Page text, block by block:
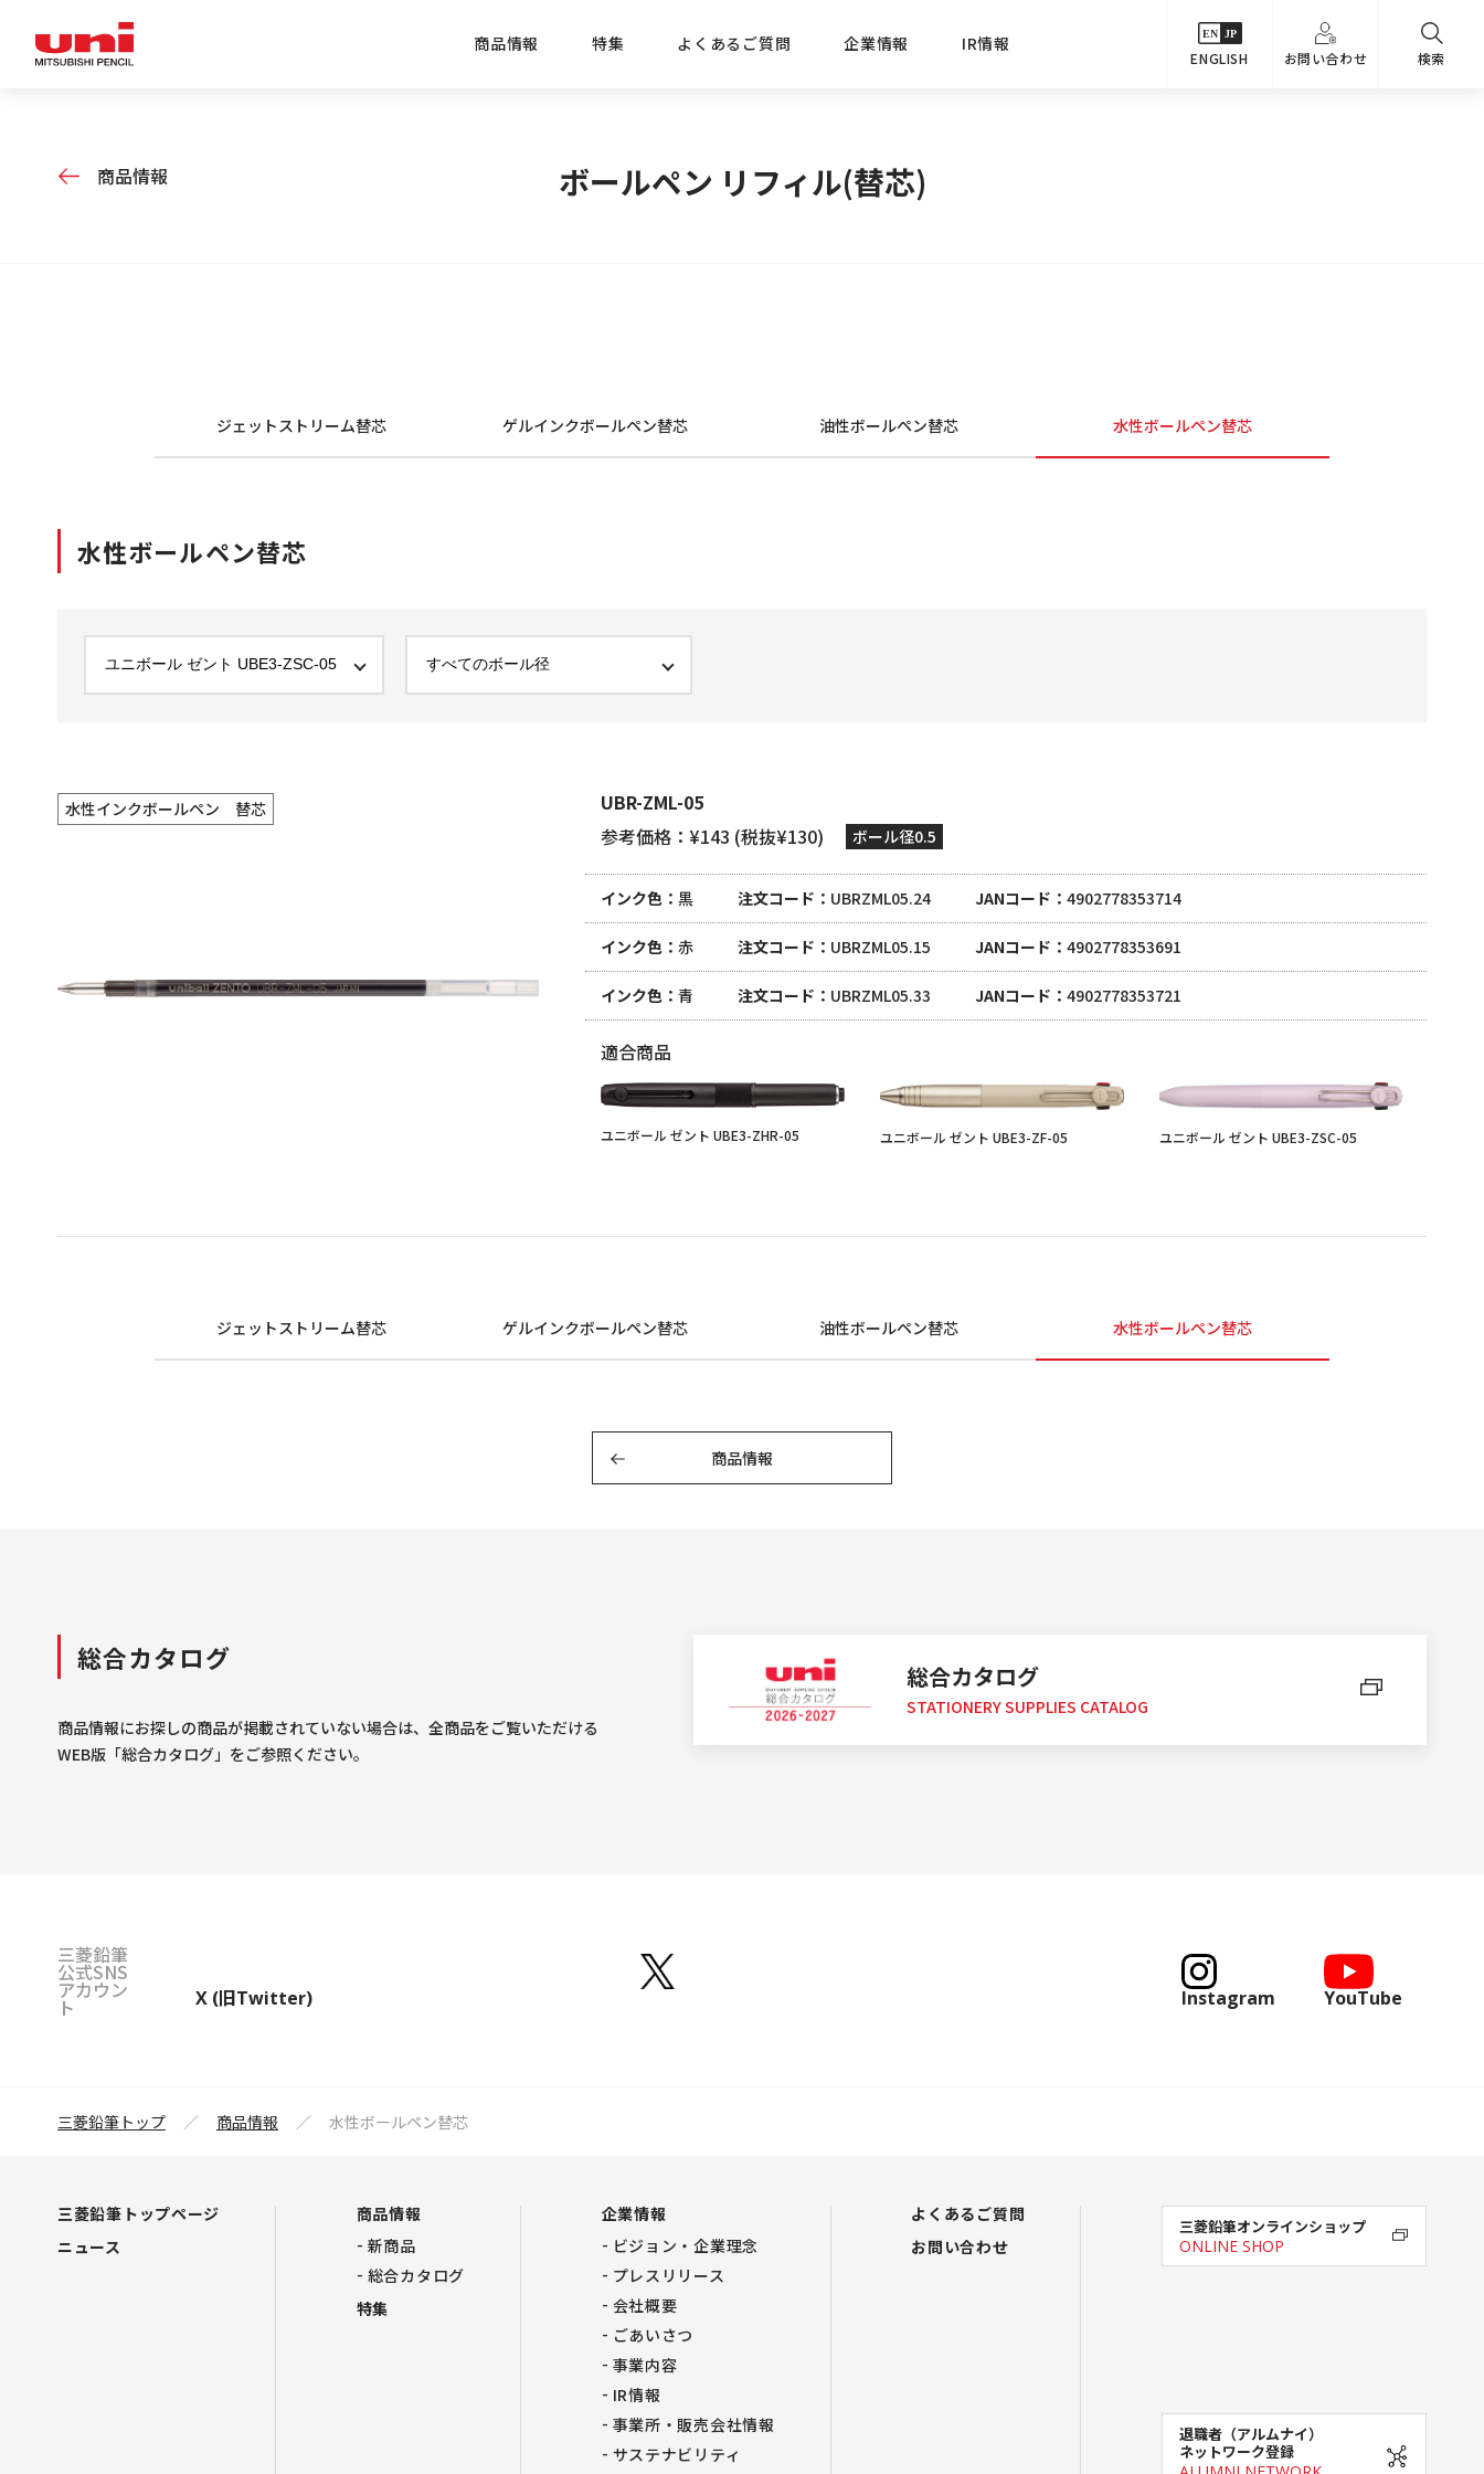
商品情報 特集 よくあるご質問 企業情報
ごあいさつ
IR情報
IRニュース 株式情報
ENGLISH お問い合わせ 検索
商品情報 ボールペン リフィル(替芯)
ジェットストリーム替芯 ゲルインクボールペン替芯 油性ボールペン替芯 水性ボールペン替芯
水性ボールペン替芯
水性インクボールペン 替芯
UBR-ZML-05
参考価格：¥143 (税抜¥130)
ボール径0.5
インク色 黒 注文コード UBRZML05.24 JANコード 4902778353714
インク色 赤 注文コード UBRZML05.15 JANコード 4902778353691
インク色 青 注文コード UBRZML05.33 JANコード 4902778353721
適合商品
ユニボール ゼント UBE3-ZHR-05 ユニボール ゼント UBE3-ZF-05 ユニボール ゼント UBE3-ZSC-05
ジェットストリーム替芯 ゲルインクボールペン替芯 油性ボールペン替芯 水性ボールペン替芯
商品情報
総合カタログ
商品情報にお探しの商品が掲載されていない場合は、全商品をご覧いただける
WEB版「総合カタログ」をご参照ください。
総合カタログ
STATIONERY SUPPLIES CATALOG
三菱鉛筆
公式SNS
アカウン
ト X (旧Twitter) Instagram YouTube
三菱鉛筆トップ 商品情報 水性ボールペン替芯
三菱鉛筆トップページ
ニュース
商品情報
新商品
総合カタログ
特集
企業情報
ビジョン・企業理念
プレスリリース
会社概要
ごあいさつ
事業内容
IR情報
事業所・販売会社情報
サステナビリティ
よくあるご質問
お問い合わせ
三菱鉛筆オンラインショップ
ONLINE SHOP
退職者（アルムナイ）
ネットワーク登録